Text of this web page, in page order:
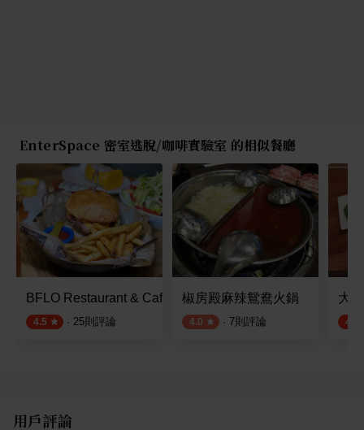
EnterSpace 密室逃脫/咖啡實驗室 的相似餐廳
BFLO Restaurant & Cafe 水牛城餐廳
4.5 · 25則評論
椒房殿麻辣鴛鴦火鍋
4.0 · 7則評論
大
4.5
用戶評論